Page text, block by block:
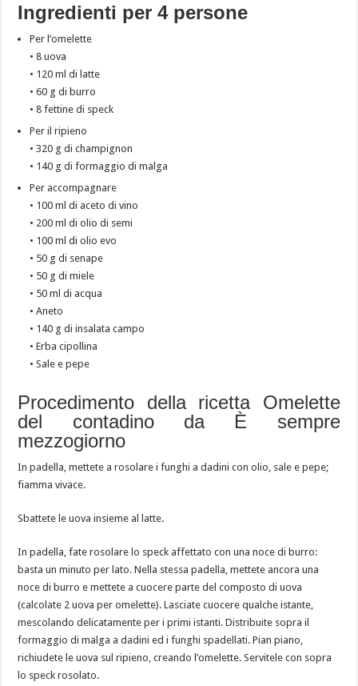
Ingredienti per 4 persone
Per l’omelette
• 8 uova
• 120 ml di latte
• 60 g di burro
• 8 fettine di speck
Per il ripieno
• 320 g di champignon
• 140 g di formaggio di malga
Per accompagnare
• 100 ml di aceto di vino
• 200 ml di olio di semi
• 100 ml di olio evo
• 50 g di senape
• 50 g di miele
• 50 ml di acqua
• Aneto
• 140 g di insalata campo
• Erba cipollina
• Sale e pepe
Procedimento della ricetta Omelette
del contadino da È sempre
mezzogiorno
In padella, mettete a rosolare i funghi a dadini con olio, sale e pepe;
fiamma vivace.
Sbattete le uova insieme al latte.
In padella, fate rosolare lo speck affettato con una noce di burro:
basta un minuto per lato. Nella stessa padella, mettete ancora una
noce di burro e mettete a cuocere parte del composto di uova
(calcolate 2 uova per omelette). Lasciate cuocere qualche istante,
mescolando delicatamente per i primi istanti. Distribuite sopra il
formaggio di malga a dadini ed i funghi spadellati. Pian piano,
richiudete le uova sul ripieno, creando l’omelette. Servitele con sopra
lo speck rosolato.